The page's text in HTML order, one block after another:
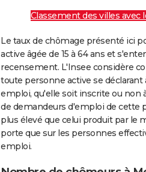
Classement des villes avec
Le taux de chômage présenté ici
active âgée de 15 à 64 ans et
recensement. L'Insee considère
toute personne active se déclarant
emploi, qu'elle soit inscrite ou non
de demandeurs d'emploi de cette
plus élevé que celui produit par le
porte que sur les personnes
emploi.